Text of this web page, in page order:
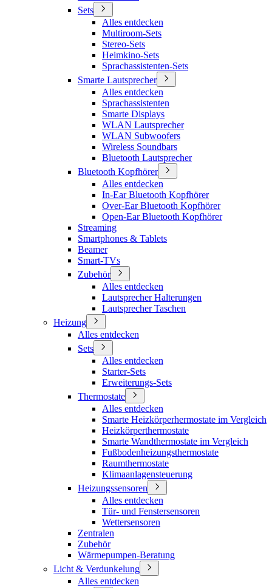
Sets
Alles entdecken
Multiroom-Sets
Stereo-Sets
Heimkino-Sets
Sprachassistenten-Sets
Smarte Lautsprecher
Alles entdecken
Sprachassistenten
Smarte Displays
WLAN Lautsprecher
WLAN Subwoofers
Wireless Soundbars
Bluetooth Lautsprecher
Bluetooth Kopfhörer
Alles entdecken
In-Ear Bluetooth Kopfhörer
Over-Ear Bluetooth Kopfhörer
Open-Ear Bluetooth Kopfhörer
Streaming
Smartphones & Tablets
Beamer
Smart-TVs
Zubehör
Alles entdecken
Lautsprecher Halterungen
Lautsprecher Taschen
Heizung
Alles entdecken
Sets
Alles entdecken
Starter-Sets
Erweiterungs-Sets
Thermostate
Alles entdecken
Smarte Heizkörperhermostate im Vergleich
Heizkörperthermostate
Smarte Wandthermostate im Vergleich
Fußbodenheizungsthermostate
Raumthermostate
Klimaanlagensteuerung
Heizungssensoren
Alles entdecken
Tür- und Fenstersensoren
Wettersensoren
Zentralen
Zubehör
Wärmepumpen-Beratung
Licht & Verdunkelung
Alles entdecken